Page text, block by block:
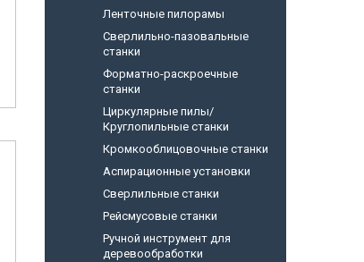
Ленточные пилорамы
Сверлильно-пазовальные
станки
Форматно-раскроечные
станки
Циркулярные пилы/
Круглопильные станки
Кромкооблицовочные станки
Аспирационные установки
Сверлильные станки
Рейсмусовые станки
Ручной инструмент для
деревообработки